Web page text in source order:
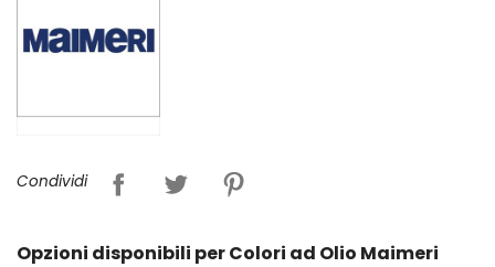
Condividi
Opzioni disponibili per Colori ad Olio Maimeri